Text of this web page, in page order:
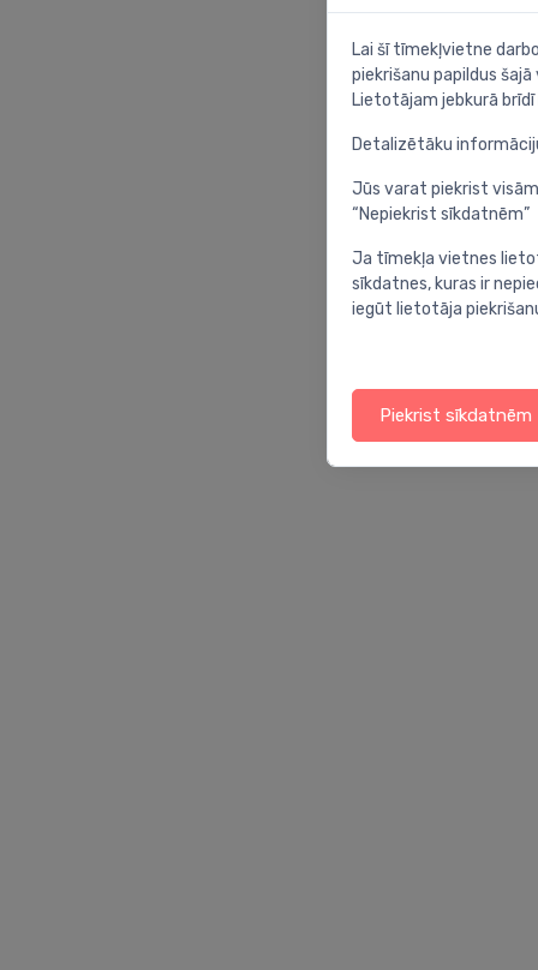
Lai šī tīmekļvietne
piekrišanu papildus
Lietotājam jebkurā
Detalizētāku
Jūs varat piekrist
“Nepiekrist sīkdatnēm”
Ja tīmekļa vietnes
sīkdatnes, kuras ir
iegūt lietotāja
Piekrist sīkdatnēm